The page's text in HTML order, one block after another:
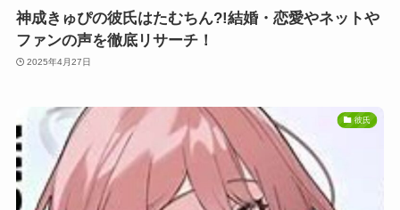
神成きゅぴの彼氏はたむちん?!結婚・恋愛やネットや
ファンの声を徹底リサーチ！
2025年4月27日
彼氏